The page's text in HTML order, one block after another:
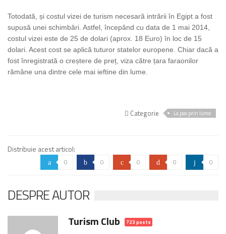
Totodată, și costul vizei de turism necesară intrării în Egipt a fost
supusă unei schimbări. Astfel, începând cu data de 1 mai 2014,
costul vizei este de 25 de dolari (aprox. 18 Euro) în loc de 15
dolari. Acest cost se aplică tuturor statelor europene. Chiar dacă a
fost înregistrată o creștere de preț, viza către țara faraonilor
rămâne una dintre cele mai ieftine din lume.
Categorie La pas prin lume
Distribuie acest articol:
a 0 b 0 c 0 d 0 j 0
DESPRE AUTOR
Turism Club 723 posts